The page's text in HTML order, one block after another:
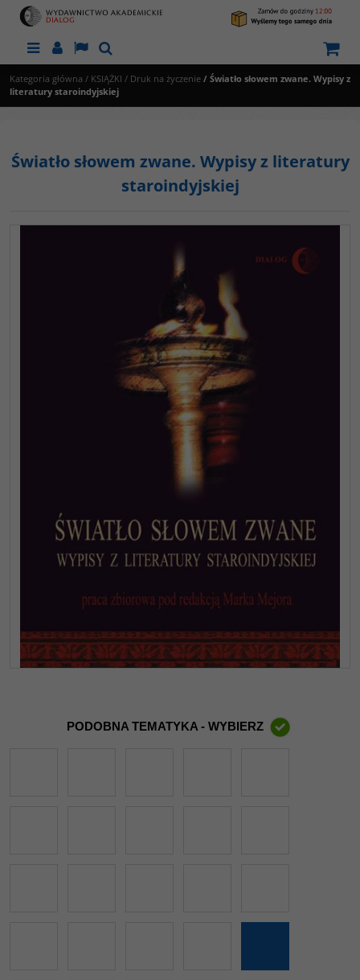
MenuPanelLangSzukaj
Kategoria główna / KSIĄŻKI / Druk na życzenie / Światło słowem zwane. Wypisy z
literatury staroindyjskiej
Światło słowem zwane. Wypisy z literatury
staroindyjskiej
PODOBNA TEMATYKA - WYBIERZ